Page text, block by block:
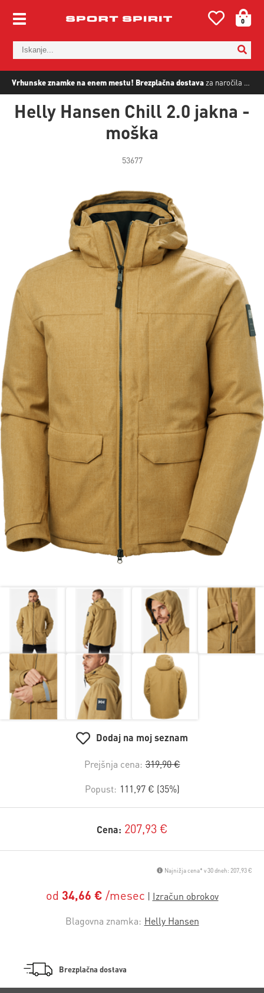
Vrhunske znamke na enem mestu! Brezplačna dostavaza naročila nad
0
Helly Hansen Chill 2.0 jakna -
moška
53677
Dodaj na moj seznam
Prejšnja cena: 319,90 €
Popust: 111,97 € (35%)
Cena: 207,93 €
Najnižja cena* v 30 dneh: 207,93 €
od 34,66 € /mesec
Blagovna znamka: Helly Hansen
Brezplačna dostava